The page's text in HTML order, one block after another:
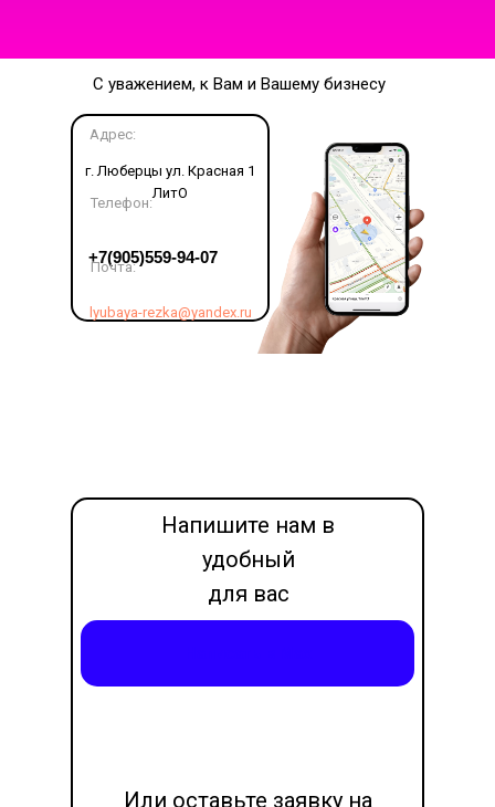
Напишите нам в
удобный
для вас
месседжер
Или оставьте заявку на
С уважением, к Вам и Вашему бизнесу
Адрес:
г. Люберцы ул. Красная 1
ЛитО
Телефон:
+7(905)559-94-07
Почта:
lyubaya-rezka@yandex.ru